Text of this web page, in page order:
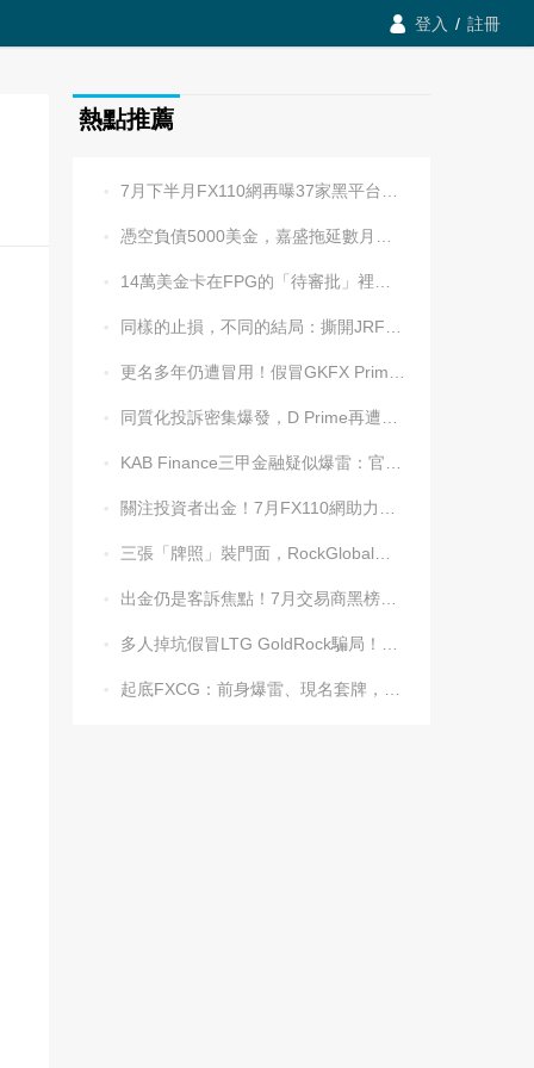
 登入 / 註冊
熱點推薦
7月下半月FX110網再曝37家黑平台，多家疑為同一團伙操控
憑空負債5000美金，嘉盛拖延數月後封號！老牌平台耍流氓更令人心寒
14萬美金卡在FPG的「待審批」裡逾兩週，平台全線冷處理
同樣的止損，不同的結局：撕開JRFX金榮環球定向滑點的遮羞布
更名多年仍遭冒用！假冒GKFX Prime捷凱金融，又來了！
同質化投訴密集爆發，D Prime再遭實名舉報：超3.2萬美元遭無理扣押
KAB Finance三甲金融疑似爆雷：官網癱瘓、業務員失聯、出金遇阻
關注投資者出金！7月FX110網助力追回資金1202.5萬元
三張「牌照」裝門面，RockGlobal收割起來毫不手軟
出金仍是客訴焦點！7月交易商黑榜名單發布
多人掉坑假冒LTG GoldRock騙局！平台本尊曾被清算，受害者同樣不計其數
起底FXCG：前身爆雷、現名套牌，受害者還在增加